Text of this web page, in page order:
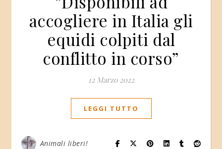
accogliere in Italia gli
equidi colpiti dal
conflitto in corso”
12 Marzo 2022
LEGGI TUTTO
Animali liberi!